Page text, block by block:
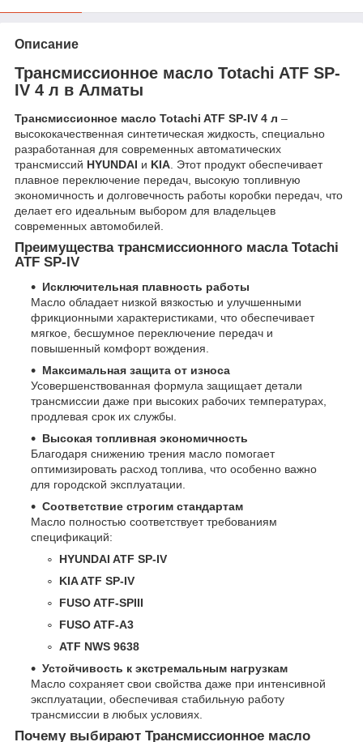
Описание
Трансмиссионное масло Totachi ATF SP-
IV 4 л в Алматы
Трансмиссионное масло Totachi ATF SP-IV 4 л –
высококачественная синтетическая жидкость, специально
разработанная для современных автоматических
трансмиссий HYUNDAI и KIA. Этот продукт обеспечивает
плавное переключение передач, высокую топливную
экономичность и долговечность работы коробки передач, что
делает его идеальным выбором для владельцев
современных автомобилей.
Преимущества трансмиссионного масла Totachi
ATF SP-IV
Исключительная плавность работы
Масло обладает низкой вязкостью и улучшенными
фрикционными характеристиками, что обеспечивает
мягкое, бесшумное переключение передач и
повышенный комфорт вождения.
Максимальная защита от износа
Усовершенствованная формула защищает детали
трансмиссии даже при высоких рабочих температурах,
продлевая срок их службы.
Высокая топливная экономичность
Благодаря снижению трения масло помогает
оптимизировать расход топлива, что особенно важно
для городской эксплуатации.
Соответствие строгим стандартам
Масло полностью соответствует требованиям
спецификаций:
HYUNDAI ATF SP-IV
KIA ATF SP-IV
FUSO ATF-SPIII
FUSO ATF-A3
ATF NWS 9638
Устойчивость к экстремальным нагрузкам
Масло сохраняет свои свойства даже при интенсивной
эксплуатации, обеспечивая стабильную работу
трансмиссии в любых условиях.
Почему выбирают Трансмиссионное масло